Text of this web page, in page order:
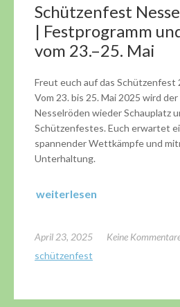
Schützenfest
| Festprogramm
vom 23.–25. Mai
Freut euch auf das Schützenfest
Vom 23. bis 25. Mai 2025 wird
Nesselröden wieder Schauplatz
Schützenfestes. Euch erwartet
spannender Wettkämpfe und
Unterhaltung.
weiterlesen
April 23, 2025 Keine
schützenfest